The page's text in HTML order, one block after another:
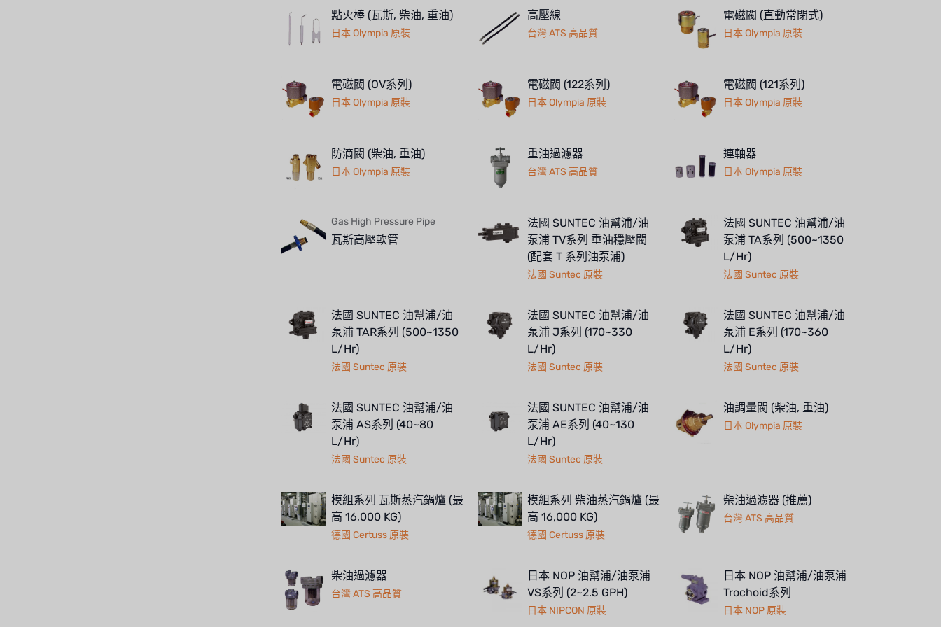
點火棒 (瓦斯, 柴油, 重油)
日本 Olympia 原裝
高壓線
台灣 ATS 高品質
電磁閥 (直動常閉式)
日本 Olympia 原裝
電磁閥 (OV系列)
日本 Olympia 原裝
電磁閥 (122系列)
日本 Olympia 原裝
電磁閥 (121系列)
日本 Olympia 原裝
防滴閥 (柴油, 重油)
日本 Olympia 原裝
重油過濾器
台灣 ATS 高品質
連軸器
日本 Olympia 原裝
Gas High Pressure Pipe
瓦斯高壓軟管
法國 SUNTEC 油幫浦/油
泵浦 TV系列 重油穩壓閥
(配套 T 系列油泵浦)
法國 Suntec 原裝
法國 SUNTEC 油幫浦/油
泵浦 TA系列 (500~1350
L/Hr)
法國 Suntec 原裝
法國 SUNTEC 油幫浦/油
泵浦 TAR系列 (500~1350
L/Hr)
法國 Suntec 原裝
法國 SUNTEC 油幫浦/油
泵浦 J系列 (170~330
L/Hr)
法國 Suntec 原裝
法國 SUNTEC 油幫浦/油
泵浦 E系列 (170~360
L/Hr)
法國 Suntec 原裝
法國 SUNTEC 油幫浦/油
泵浦 AS系列 (40~80
L/Hr)
法國 Suntec 原裝
法國 SUNTEC 油幫浦/油
泵浦 AE系列 (40~130
L/Hr)
法國 Suntec 原裝
油調量閥 (柴油, 重油)
日本 Olympia 原裝
模組系列 瓦斯蒸汽鍋爐 (最
高 16,000 KG)
德國 Certuss 原裝
模組系列 柴油蒸汽鍋爐 (最
高 16,000 KG)
德國 Certuss 原裝
柴油過濾器 (推薦)
台灣 ATS 高品質
柴油過濾器
台灣 ATS 高品質
日本 NOP 油幫浦/油泵浦
VS系列 (2~2.5 GPH)
日本 NIPCON 原裝
日本 NOP 油幫浦/油泵浦
Trochoid系列
日本 NOP 原裝